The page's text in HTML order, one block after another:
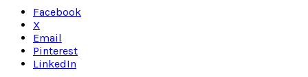
Facebook
X
Email
Pinterest
LinkedIn